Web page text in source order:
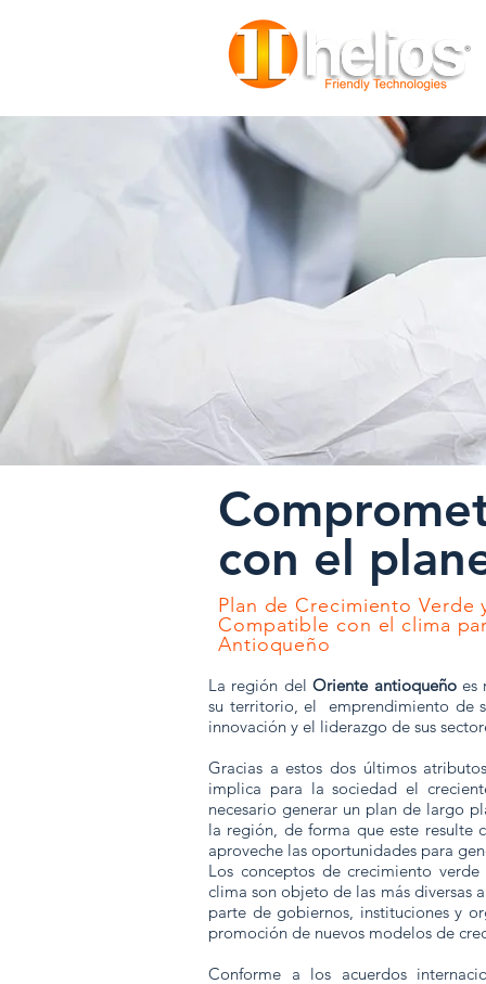
La región delOriente antioqueñoes
su territorio, el emprendimiento de
innovación y el liderazgo de sus
Gracias a estos dos últimos
implica para la sociedad el
necesario generar un plan de largo
la región, de forma que este resulte
aproveche las oportunidades para
Los conceptos de crecimiento
clima son objeto de las más diversas
parte de gobiernos, instituciones y
promoción de nuevos modelos de
Conforme a los acuerdos
con el
Plan de Crecimiento Verde
Compatible con el clima
Antioqueño